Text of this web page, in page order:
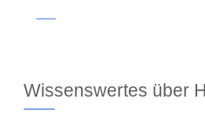
Wissenswertes über